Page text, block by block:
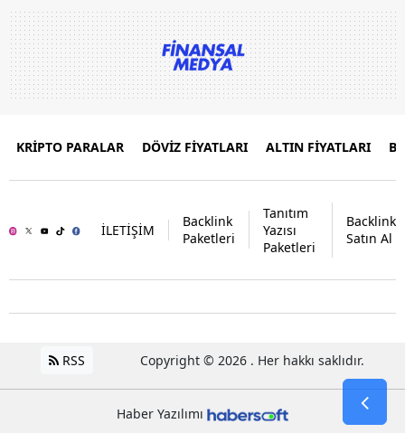
KRİPTO PARALAR DÖVİZ FİYATLARI ALTIN FİYATLARI
İLETİŞİM
Backlink
Paketleri
Tanıtım
Yazısı
Paketleri
Backlink
Satın Al
RSS Copyright © 2026 . Her hakkı saklıdır.
Haber Yazılımı